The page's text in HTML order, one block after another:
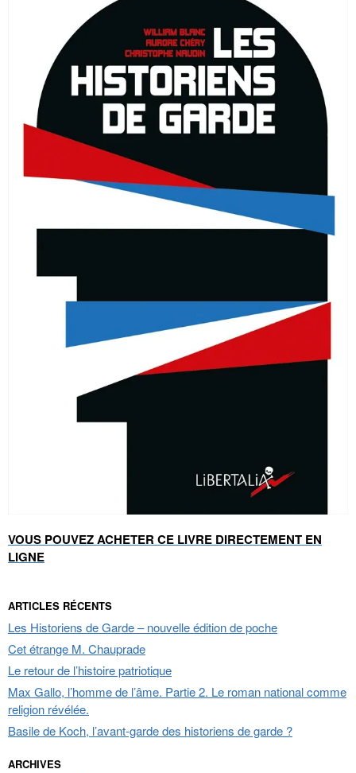
VOUS POUVEZ ACHETER CE LIVRE DIRECTEMENT EN
LIGNE
ARTICLES RÉCENTS
Les Historiens de Garde – nouvelle édition de poche
Cet étrange M. Chauprade
Le retour de l’histoire patriotique
Max Gallo, l’homme de l’âme. Partie 2. Le roman national comme
religion révélée.
Basile de Koch, l’avant-garde des historiens de garde ?
ARCHIVES